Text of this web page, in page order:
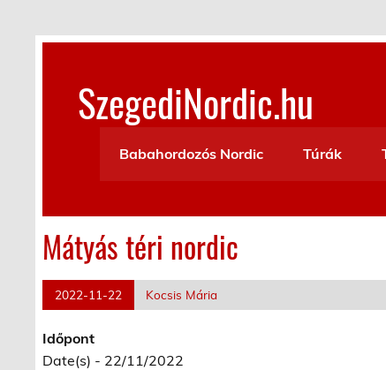
content
SzegediNordic.hu
Babahordozós Nordic
Túrák
Mátyás téri nordic
2022-11-22 Kocsis Mária
Időpont
Date(s) - 22/11/2022